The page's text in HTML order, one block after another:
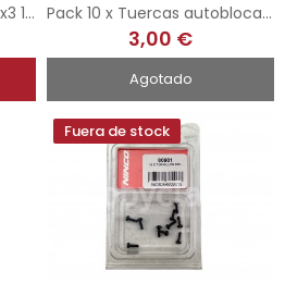
Pack 10 x Tornillo allen M3x3 1/24 Pack 10 x Tuercas autoblocantes M2
3,00 €
Agotado
Fuera de stock